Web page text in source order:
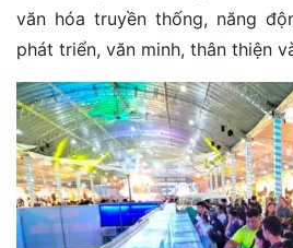
văn hóa truyền thống, năng
phát triển, văn minh, thân thiện